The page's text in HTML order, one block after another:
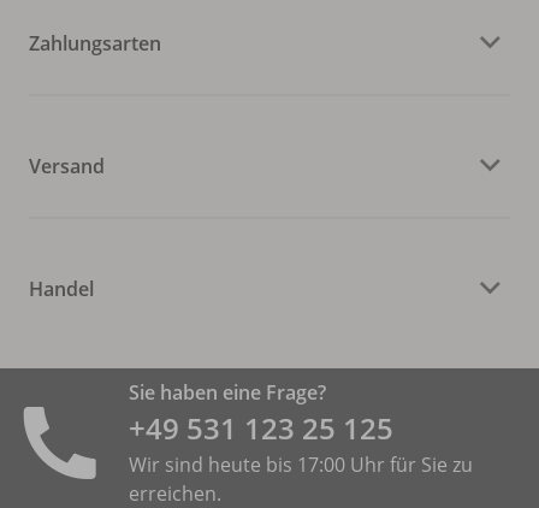
Zahlungsarten
Versand
Handel
Sie haben eine Frage?
+49 531 ­123 25 125
Wir sind heute bis 17:00 Uhr für Sie zu
erreichen.